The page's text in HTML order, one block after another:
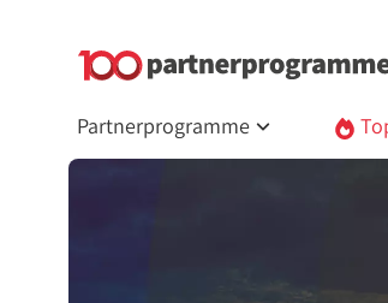
Partnerprogramme